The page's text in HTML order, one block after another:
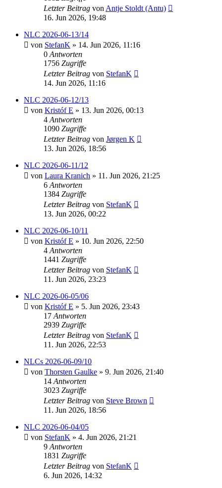
Letzter Beitrag von Antje Stoldt (Antu)
16. Jun 2026, 19:48
NLC 2026-06-13/14
von StefanK » 14. Jun 2026, 11:16
0 Antworten
1756 Zugriffe
Letzter Beitrag von StefanK
14. Jun 2026, 11:16
NLC 2026-06-12/13
von Kristóf E » 13. Jun 2026, 00:13
4 Antworten
1090 Zugriffe
Letzter Beitrag von Jørgen K
13. Jun 2026, 18:56
NLC 2026-06-11/12
von Laura Kranich » 11. Jun 2026, 21:25
6 Antworten
1384 Zugriffe
Letzter Beitrag von StefanK
13. Jun 2026, 00:22
NLC 2026-06-10/11
von Kristóf E » 10. Jun 2026, 22:50
4 Antworten
1441 Zugriffe
Letzter Beitrag von StefanK
11. Jun 2026, 23:23
NLC 2026-06-05/06
von Kristóf E » 5. Jun 2026, 23:43
17 Antworten
2939 Zugriffe
Letzter Beitrag von StefanK
11. Jun 2026, 22:53
NLCs 2026-06-09/10
von Thorsten Gaulke » 9. Jun 2026, 21:40
14 Antworten
3023 Zugriffe
Letzter Beitrag von Steve Brown
11. Jun 2026, 18:56
NLC 2026-06-04/05
von StefanK » 4. Jun 2026, 21:21
9 Antworten
1831 Zugriffe
Letzter Beitrag von StefanK
6. Jun 2026, 14:32